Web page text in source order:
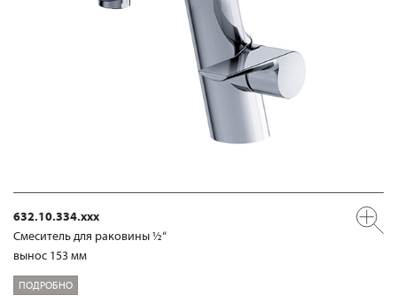
632.10.334.xxx
Смеситель для раковины ½“
вынос 153 мм
ПОДРОБНО